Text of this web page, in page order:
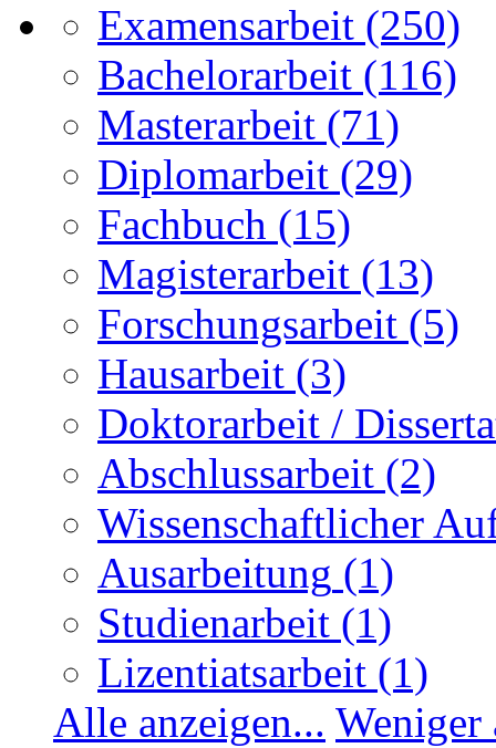
Examensarbeit (250)
Bachelorarbeit (116)
Masterarbeit (71)
Diplomarbeit (29)
Fachbuch (15)
Magisterarbeit (13)
Forschungsarbeit (5)
Hausarbeit (3)
Doktorarbeit /
Abschlussarbeit (2)
Wissenschaftlicher
Ausarbeitung (1)
Studienarbeit (1)
Lizentiatsarbeit (1)
Alle anzeigen... Weniger